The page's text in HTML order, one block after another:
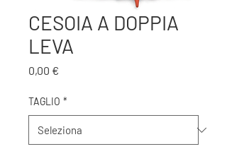
CESOIA A DOPPIA
LEVA
0,00 €
TAGLIO *